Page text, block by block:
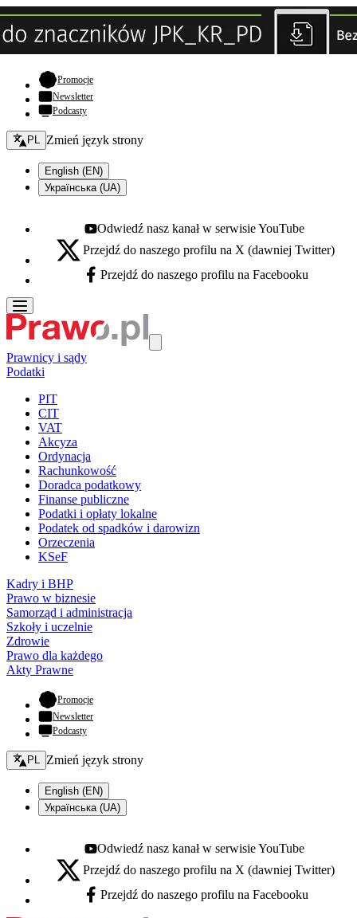
Promocje- otwiera się w nowej karcie
Newsletter
Podcasty
Zmień język - bieżący:
PL Zmień język strony
English (EN)
Українська (UA)
Youtube - otwiera się w nowej karcie
Odwiedź nasz kanał w serwisie YouTube
X - otwiera się w nowej karcie
Przejdź do naszego profilu na X (dawniej Twitter)
Facebook - otwiera się w nowej karcie
Przejdź do naszego profilu na Facebooku
Prawnicy i sądy
Podatki
PIT
CIT
VAT
Akcyza
Ordynacja
Rachunkowość
Doradca podatkowy
Finanse publiczne
Podatki i opłaty lokalne
Podatek od spadków i darowizn
Orzeczenia
KSeF
Kadry i BHP
Prawo w biznesie
Samorząd i administracja
Szkoły i uczelnie
Zdrowie
Prawo dla każdego
Akty Prawne
Promocje- otwiera się w nowej karcie
Newsletter
Podcasty
Zmień język - bieżący:
PL Zmień język strony
English (EN)
Українська (UA)
Youtube - otwiera się w nowej karcie
Odwiedź nasz kanał w serwisie YouTube
X - otwiera się w nowej karcie
Przejdź do naszego profilu na X (dawniej Twitter)
Facebook - otwiera się w nowej karcie
Przejdź do naszego profilu na Facebooku